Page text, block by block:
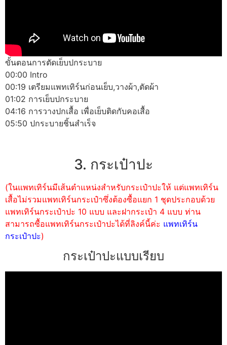
ขั้นตอนการตัดเย็บปกระบาย
00:00 Intro
00:19 เตรียมแพทเทิร์นก่อนเย็บ,วางผ้า,ตัดผ้า
01:02 การเย็บปกระบาย
04:16 การวางปกเสื้อ เพื่อเย็บติดกับคอเสื้อ
05:50 ปกระบายชิ้นสำเร็จ
3. กระเป๋าปะ
(ในแพทเทิร์นมีเส้นตำแหน่งสำหรับกระเป๋าปะให้ แต่แพทเทิร์น
เสื้อไม่รวมแพทเทิร์นกระเป๋าซึ่งต้องซื้อแยก 1 ชุดประกอบด้วย
แพทเทิร์นกระเป๋าปะ 10 แบบ และฝากระเป๋า 4 แบบ ท่าน
สามารถซื้อแพทเทิร์นกระเป๋าปะได้ที่ลิงค์นี้ค่ะ แพทเทิร์น
กระเป๋าปะ)
กระเป๋าปะแบบเรียบ